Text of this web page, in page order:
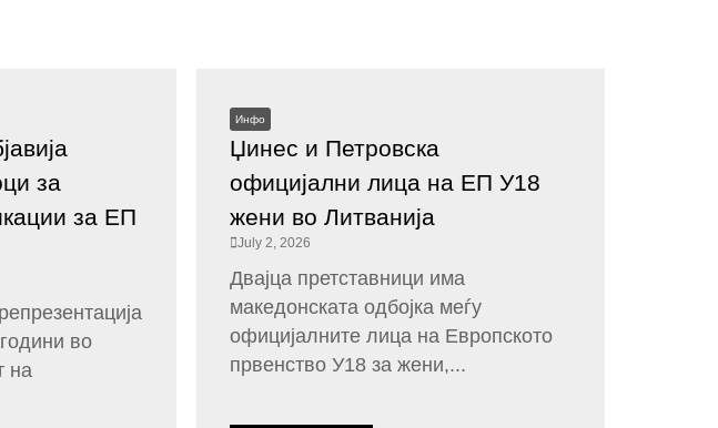
за
за ЕП
во
на
Инфо
Џинес и Петровска
официјални лица на ЕП У18
жени во Литванија
July 2, 2026
Двајца претставници има
македонската одбојка меѓу
официјалните лица на Европското
првенство У18 за жени,...